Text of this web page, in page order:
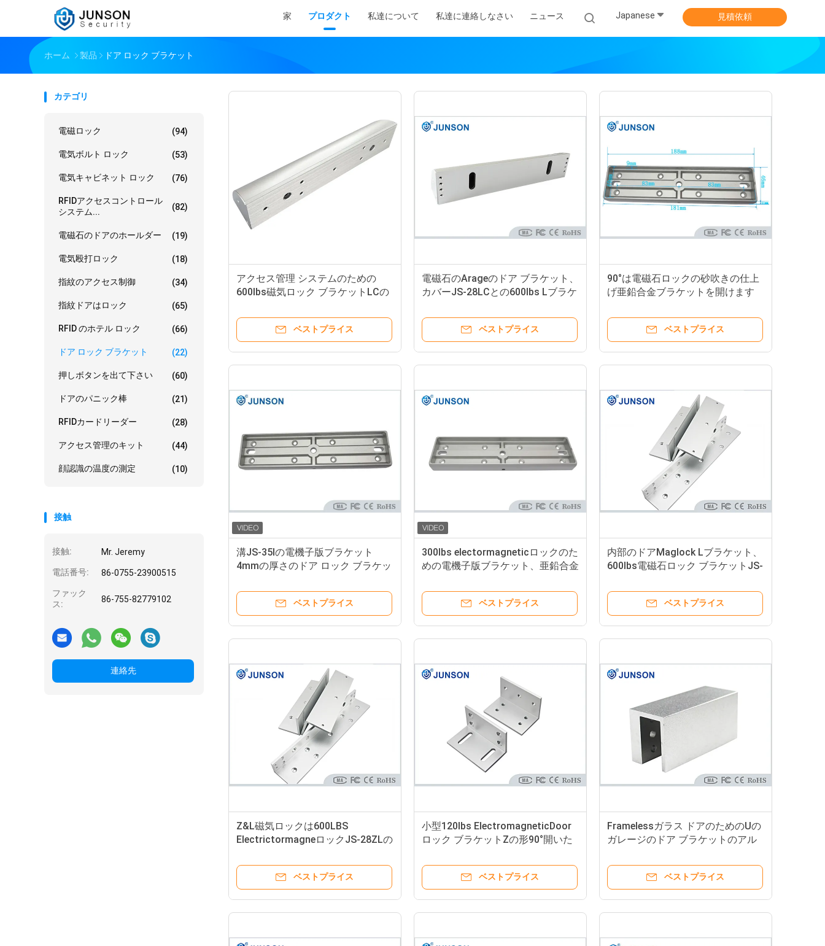
家 プロダクト 私達について 私達に連絡しなさい ニュース Japanese 見積依頼
ホーム 製品 ドア ロック ブラケット
カテゴリ
電磁ロック (94)
電気ボルト ロック (53)
電気キャビネット ロック (76)
RFIDアクセスコントロール
システム...
(82)
電磁石のドアのホールダー (19)
電気殴打ロック (18)
指紋のアクセス制御 (34)
指紋ドアはロック (65)
RFID のホテル ロック (66)
ドア ロック ブラケット (22)
押しボタンを出て下さい (60)
ドアのパニック棒 (21)
RFIDカードリーダー (28)
アクセス管理のキット (44)
顔認識の温度の測定 (10)
接触
接触: Mr. Jeremy
電話番号: 86-0755-23900515
ファック
ス:
86-755-82779102
連絡先
アクセス管理 システムのための
600lbs磁気ロック ブラケットLCの
ベストプライス
電磁石のArageのドア ブラケット、
カバーJS-28LCとの600lbs Lブラケ
ベストプライス
90°は電磁石ロックの砂吹きの仕上
げ亜鉛合金ブラケットを開けます
ベストプライス
溝JS-35Iの電機子版ブラケット
4mmの厚さのドア ロック ブラケッ
ベストプライス
300lbs electormagneticロックのた
めの電機子版ブラケット、亜鉛合金
ベストプライス
内部のドアMaglock Lブラケット、
600lbs電磁石ロック ブラケットJS-
ベストプライス
Z&L磁気ロックは600LBS
ElectrictormagneロックJS-28ZLの
入れます
ベストプライス
小型120lbs ElectromagneticDoor
ロック ブラケットZの形90°開いた
ベストプライス
Framelessガラス ドアのためのUの
ガレージのドア ブラケットのアル
ベストプライス